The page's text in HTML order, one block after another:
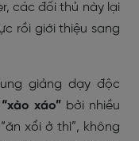
các đối thủ này lại
rồi giới thiệu sang
giảng dạy độc
xáo” bởi nhiều
xổi ở thì”, không